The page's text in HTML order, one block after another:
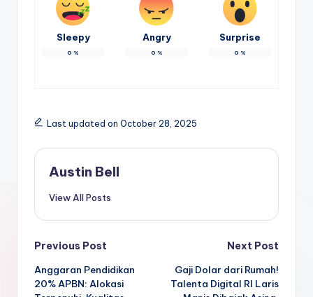
Sleepy
0 %
Angry
0 %
Surprise
0 %
Last updated on October 28, 2025
Austin Bell
View All Posts
Post
navigation
Previous Post
Anggaran Pendidikan
20% APBN: Alokasi
Next Post
Gaji Dolar dari Rumah!
Talenta Digital RI Laris